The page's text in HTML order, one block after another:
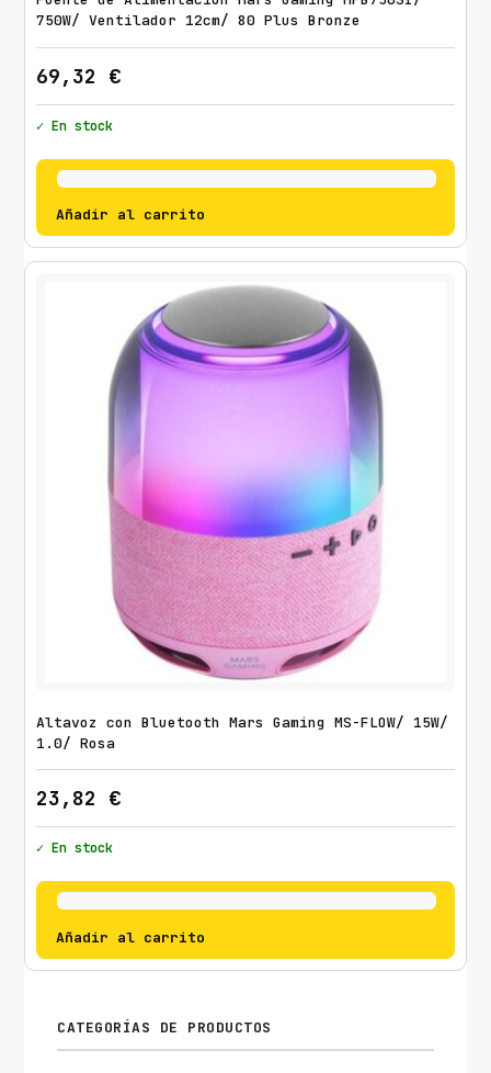
750W/ Ventilador 12cm/ 80 Plus Bronze
69,32 €
✓ En stock
Añadir al carrito
Altavoz con Bluetooth Mars Gaming MS-FLOW/ 15W/
1.0/ Rosa
23,82 €
✓ En stock
Añadir al carrito
CATEGORÍAS DE PRODUCTOS